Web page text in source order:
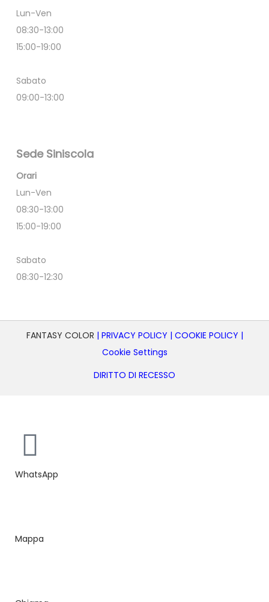
Lun-Ven
08:30-13:00
15:00-19:00
Sabato
09:00-13:00
Sede Siniscola
Orari
Lun-Ven
08:30-13:00
15:00-19:00
Sabato
08:30-12:30
FANTASY COLOR | PRIVACY POLICY | COOKIE POLICY |
Cookie Settings
DIRITTO DI RECESSO
WhatsApp
Mappa